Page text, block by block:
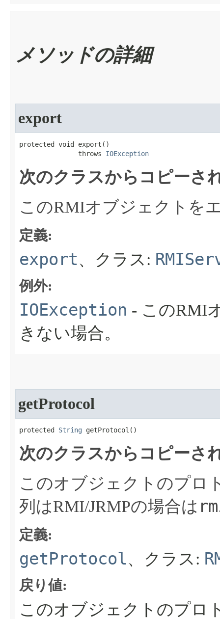
メソッドの詳細
export
protected void export​()
               throws
IOException
次のクラスからコピーさ
このRMIオブジェクトを
定義:
export、クラス:
例外:
IOException - このRMI
きない場合。
getProtocol
protected String getProtocol​()
次のクラスからコピーさ
このオブジェクトのプロ
列はRMI/JRMPの場合は
定義:
getProtocol、クラス:
戻り値:
このオブジェクトのプロ